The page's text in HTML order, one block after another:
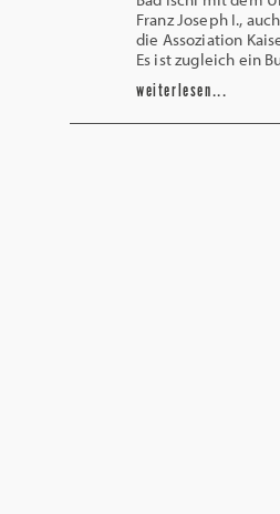
Franz Joseph I.,
die Assoziation
Es ist zugleich ein
weiterlesen...